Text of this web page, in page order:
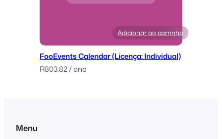
Adicionar ao carrinho
FooEvents Calendar (Licença: Individual)
R803.82/ ano
Menu